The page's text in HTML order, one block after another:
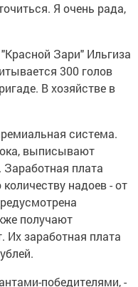
Я очень рада,
Зари" Ильгиза
300 голов
В хозяйстве в
система.
выписывают
плата
надоев - от
получают
Их заработная плата
победителями, -